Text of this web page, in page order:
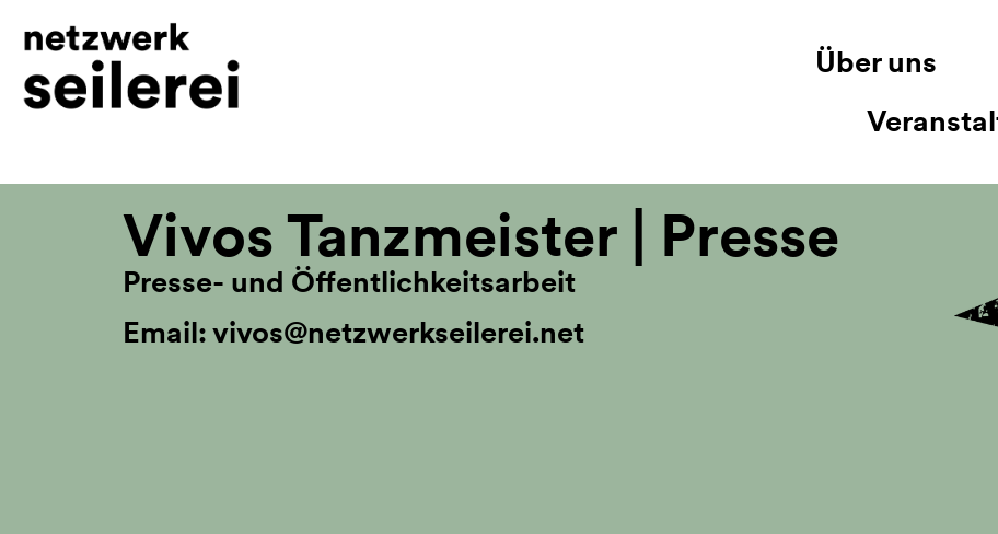
springen
Über uns
Vivos Tanzmeister | Presse
Presse- und Öffentlichkeitsarbeit
Email: vivos@netzwerkseilerei.net